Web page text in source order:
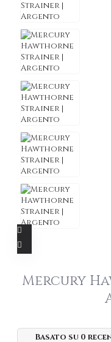
Mercury
Basato su 0